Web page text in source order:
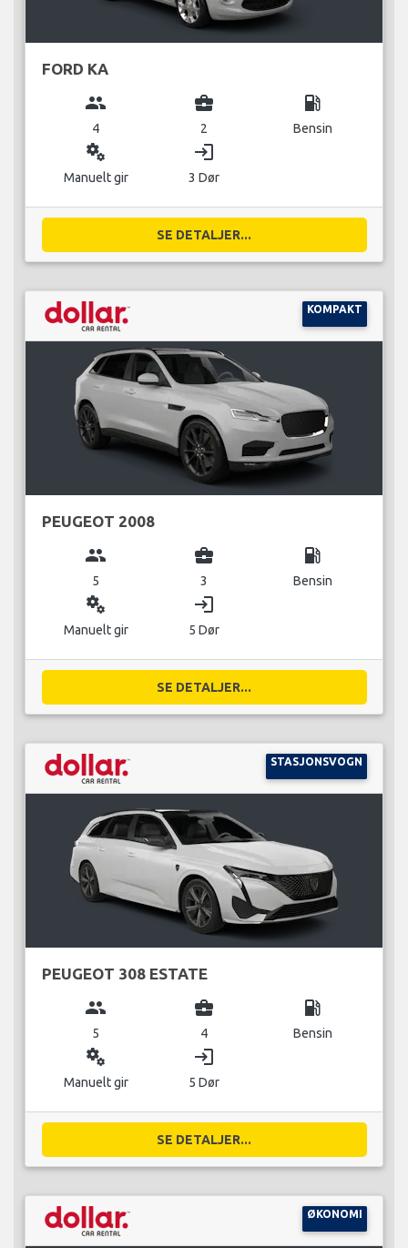
FORD KA
group
4
business_center
2
local_gas_station
Bensin
miscellaneous_services
Manuelt gir
login
3 Dør
SE DETALJER...
KOMPAKT
PEUGEOT 2008
group
5
business_center
3
local_gas_station
Bensin
miscellaneous_services
Manuelt gir
login
5 Dør
SE DETALJER...
STASJONSVOGN
PEUGEOT 308 ESTATE
group
5
business_center
4
local_gas_station
Bensin
miscellaneous_services
Manuelt gir
login
5 Dør
SE DETALJER...
ØKONOMI